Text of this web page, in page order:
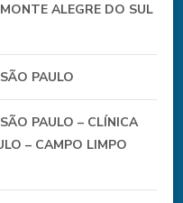
ALEGRE DO SUL
PAULO
PAULO – CLÍNICA
– CAMPO LIMPO